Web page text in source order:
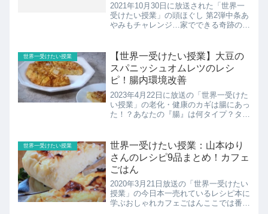
2021年10月30日に放送された「世界一
受けたい授業」の頭ほぐし 第2弾中条あ
やみもチャレンジ…家でできる奇跡の頭
わず今すぐできる頭ほぐし＆顔ほぐしで
顔の老け見えサイ...
世界一受けたい授業
【世界一受けたい授業】大豆の
スパニッシュオムレツのレシ
ピ！腸内環境改善
2023年4月22日に放送の「世界一受けた
い授業」の老化・健康のカギは腸にあっ
た！？あなたの『腸』は何タイプ？タイ
世界一受けたい授業
世界一受けたい授業：山本ゆり
さんのレシピ9品まとめ！カフェ
ごはん
2020年3月21日放送の「世界一受けたい
授業」の今日本一売れているレシピ本に
学ぶおしゃれカフェごはんここでは番組